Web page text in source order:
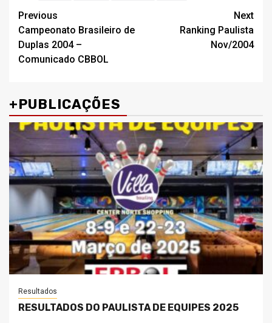
Post
navigation
Previous
Campeonato Brasileiro de
Duplas 2004 –
Comunicado CBBOL
Next
Ranking Paulista
Nov/2004
+PUBLICAÇÕES
Resultados
RESULTADOS DO PAULISTA DE EQUIPES 2025